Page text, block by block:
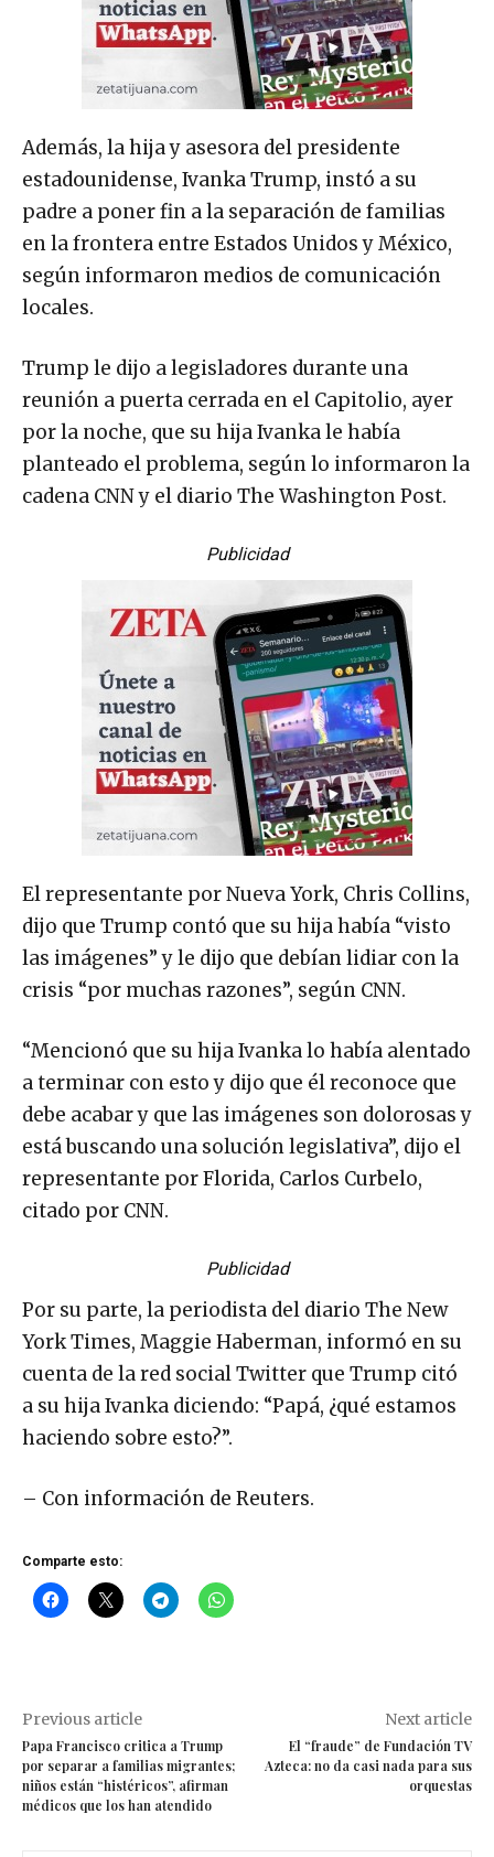
Además, la hija y asesora del presidente
estadounidense, Ivanka Trump, instó a su
padre a poner fin a la separación de familias
en la frontera entre Estados Unidos y México,
según informaron medios de comunicación
locales.
Trump le dijo a legisladores durante una
reunión a puerta cerrada en el Capitolio, ayer
por la noche, que su hija Ivanka le había
planteado el problema, según lo informaron la
cadena CNN y el diario The Washington Post.
Publicidad
El representante por Nueva York, Chris Collins,
dijo que Trump contó que su hija había “visto
las imágenes” y le dijo que debían lidiar con la
crisis “por muchas razones”, según CNN.
“Mencionó que su hija Ivanka lo había alentado
a terminar con esto y dijo que él reconoce que
debe acabar y que las imágenes son dolorosas y
está buscando una solución legislativa”, dijo el
representante por Florida, Carlos Curbelo,
citado por CNN.
Publicidad
Por su parte, la periodista del diario The New
York Times, Maggie Haberman, informó en su
cuenta de la red social Twitter que Trump citó
a su hija Ivanka diciendo: “Papá, ¿qué estamos
haciendo sobre esto?”.
– Con información de Reuters.
Comparte esto:
Previous article
Papa Francisco critica a Trump
por separar a familias migrantes;
niños están “histéricos”, afirman
médicos que los han atendido
Next article
El “fraude” de Fundación TV
Azteca: no da casi nada para sus
orquestas